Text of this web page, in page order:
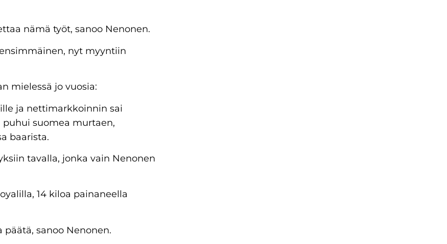
nämä työt, sanoo Nenonen.
nyt myyntiin
mielessä jo vuosia:
ja nettimarkkoinnin sai
suomea murtaen,
baarista.
tavalla, jonka vain Nenonen
14 kiloa painaneella
sanoo Nenonen.